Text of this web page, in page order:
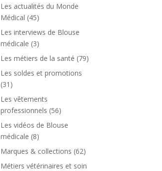
Les actualités du Monde
Médical (45)
Les interviews de Blouse
médicale (3)
Les métiers de la santé (79)
Les soldes et promotions
(31)
Les vêtements
professionnels (56)
Les vidéos de Blouse
médicale (8)
Marques & collections (62)
Métiers vétérinaires et soin